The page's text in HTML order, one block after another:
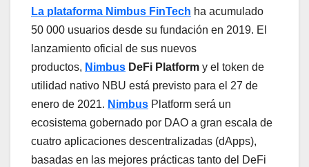
La plataforma Nimbus FinTech ha acumulado
50 000 usuarios desde su fundación en 2019. El
lanzamiento oficial de sus nuevos
productos, Nimbus DeFi Platform y el token de
utilidad nativo NBU está previsto para el 27 de
enero de 2021. Nimbus Platform será un
ecosistema gobernado por DAO a gran escala de
cuatro aplicaciones descentralizadas (dApps),
basadas en las mejores prácticas tanto del DeFi